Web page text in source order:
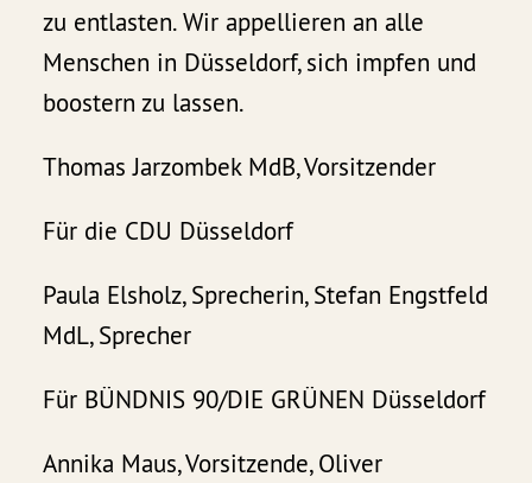
zu entlasten. Wir appellieren an alle
Menschen in Düsseldorf, sich impfen und
boostern zu lassen.
Thomas Jarzombek MdB, Vorsitzender
Für die CDU Düsseldorf
Paula Elsholz, Sprecherin, Stefan Engstfeld
MdL, Sprecher
Für BÜNDNIS 90/DIE GRÜNEN Düsseldorf
Annika Maus, Vorsitzende, Oliver